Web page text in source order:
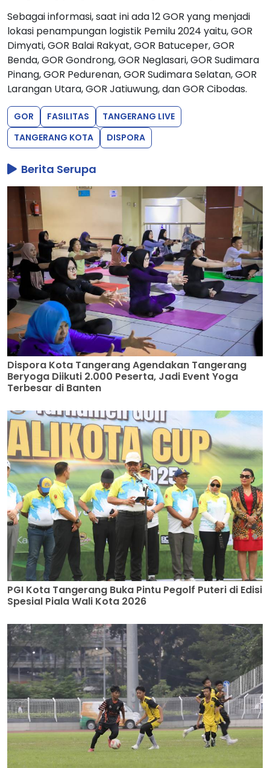
Sebagai informasi, saat ini ada 12 GOR yang menjadi
lokasi penampungan logistik Pemilu 2024 yaitu, GOR
Dimyati, GOR Balai Rakyat, GOR Batuceper, GOR
Benda, GOR Gondrong, GOR Neglasari, GOR Sudimara
Pinang, GOR Pedurenan, GOR Sudimara Selatan, GOR
Larangan Utara, GOR Jatiuwung, dan GOR Cibodas.
GOR FASILITAS
TANGERANG LIVE
TANGERANG KOTA
DISPORA
Berita Serupa
Dispora Kota Tangerang Agendakan Tangerang
Beryoga Diikuti 2.000 Peserta, Jadi Event Yoga
Terbesar di Banten
PGI Kota Tangerang Buka Pintu Pegolf Puteri di Edisi
Spesial Piala Wali Kota 2026